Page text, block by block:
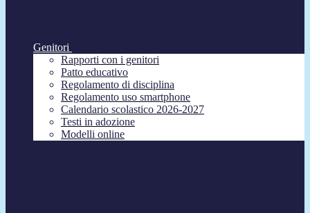
Genitori
Rapporti con i genitori
Patto educativo
Regolamento di disciplina
Regolamento uso smartphone
Calendario scolastico 2026-2027
Testi in adozione
Modelli online